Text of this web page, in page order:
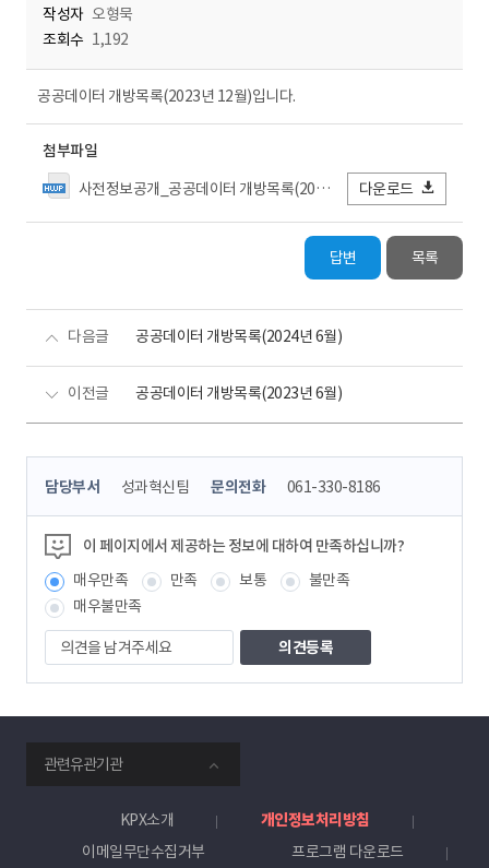
작성자 오형묵
조회수 1,192
공공데이터 개방목록(2023년 12월)입니다.
첨부파일
사전정보공개_공공데이터 개방목록(2023년12월).hwpx
다운로드
답변 목록
다음글 공공데이터 개방목록(2024년 6월)
이전글 공공데이터 개방목록(2023년 6월)
콘
츠
정
보
책
임
자
담당부서 성과혁신팀 문의전화 061-330-8186
이 페이지에서 제공하는 정보에 대하여 만족하십니까?
매우만족
만족 보통
불만족
매우불만족
의
견
을
겨
주
세
요
관련유관기관
KPX소개
개인정보처리방침
이메일무단수집거부
프로그램 다운로드